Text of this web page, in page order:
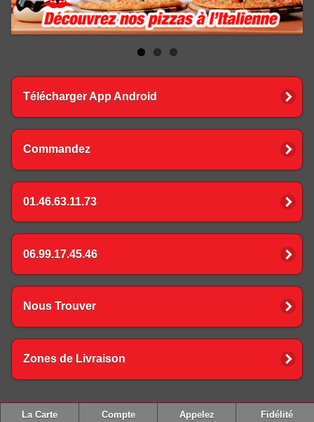
Télécharger App Android
Commandez
01.46.63.11.73
06.99.17.45.46
Nous Trouver
Zones de Livraison
La Carte Compte Appelez Fidélité